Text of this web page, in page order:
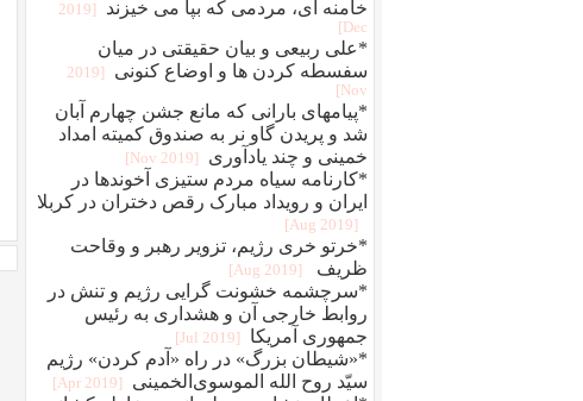
خامنه ای، مردمی که بپا می خیزند
[2019
Dec]
*علی ربیعی و بیان حقیقتی در میان
سفسطه کردن ها و اوضاع کنونی
[2019
Nov]
*پیامهای بارانی که مانع جشن چهارم آبان
شد و پریدن گاو نر به صندوق کمیته امداد
خمینی و چند یادآوری
[2019 Nov]
*کارنامه سیاه مردم ستیزی آخوندها در
ایران و رویداد مبارک رقص دختران در کربلا
[2019 Aug]
*خرتو خری رژیم، تزویر رهبر و وقاحت
ظریف ‏
[2019 Aug]
*سرچشمه خشونت گرایی رژیم و تنش در
روابط خارجی آن و هشداری به رئیس
جمهوری آمریکا
[2019 Jul]
*«شیطان بزرگ» در راه «آدم کردن» رژیم
سیّد روح الله الموسو‌ی‌الخمینی
[2019 Apr]